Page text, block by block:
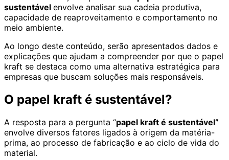
sustentável envolve analisar sua cadeia produtiva,
capacidade de reaproveitamento e comportamento no
meio ambiente.
Ao longo deste conteúdo, serão apresentados dados e
explicações que ajudam a compreender por que o papel
kraft se destaca como uma alternativa estratégica para
empresas que buscam soluções mais responsáveis.
O papel kraft é sustentável?
A resposta para a pergunta “papel kraft é sustentável”
envolve diversos fatores ligados à origem da matéria-
prima, ao processo de fabricação e ao ciclo de vida do
material.